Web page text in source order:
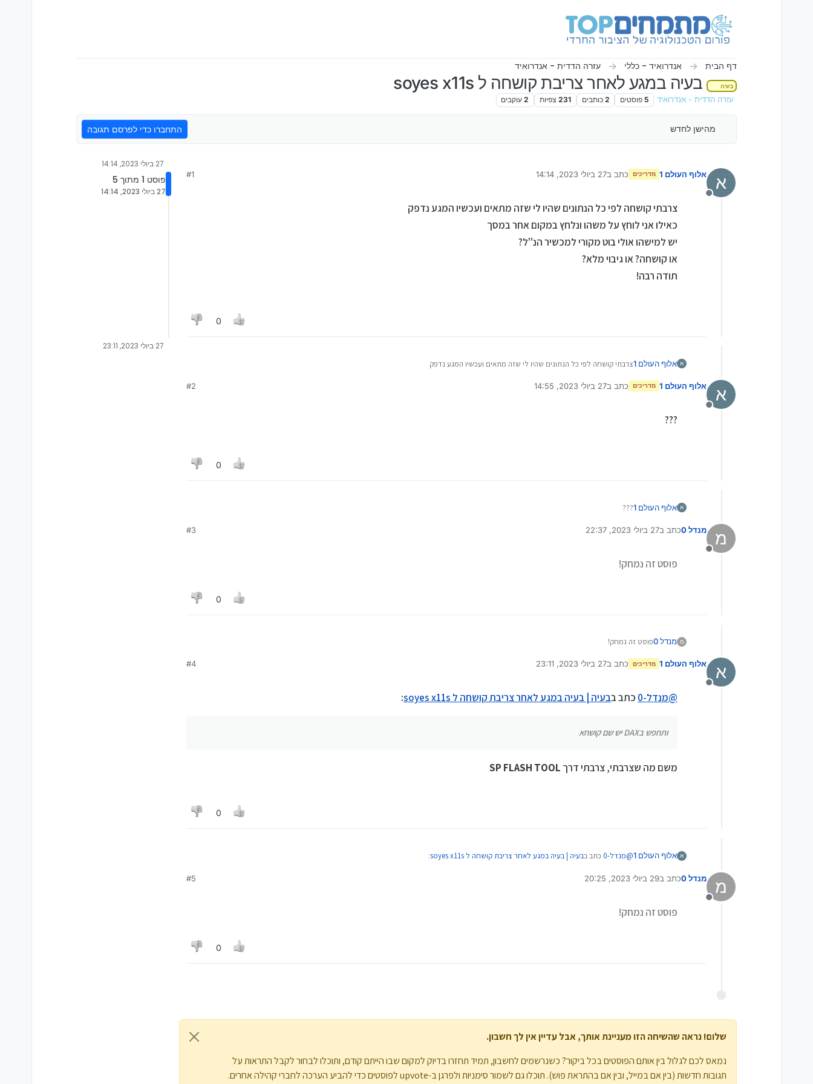
דף הבית אנדרואיד - כללי עזרה הדדית - אנדרואיד
בעיה בעיה במגע לאחר צריבת קושחה ל soyes x11s
עזרה הדדית - אנדרואיד 5 פוסטים 2 כותבים 231 צפיות 2 עוקבים
מהישן לחדש התחברו כדי לפרסם תגובה
א
מנותק
אלוף העולם 1 מדריכים כתב ב27 ביולי 2023, 14:14
נערך לאחרונה על ידי אלוף העולם 1
#1
צרבתי קושחה לפי כל הנתונים שהיו לי שזה מתאים ועכשיו המגע נדפק
כאילו אני לוחץ על משהו ונלחץ במקום אחר במסך
יש למישהו אולי בוט מקורי למכשיר הנ''ל?
או קושחה? או גיבוי מלא?
תודה רבה!
0
א אלוף העולם 1
צרבתי קושחה לפי כל הנתונים שהיו לי שזה מתאים ועכשיו המגע נדפק
יש למישהו אולי בוט מקורי למכשיר הנ''ל?
א
מנותק
אלוף העולם 1 מדריכים כתב ב27 ביולי 2023, 14:55
נערך לאחרונה על ידי
#2
???
0
א אלוף העולם 1 ???
מ
מנותק
מנדל 0 כתב ב27 ביולי 2023, 22:37
נערך לאחרונה על ידי
#3
פוסט זה נמחק!
0
מ מנדל 0 פוסט זה נמחק!
א
מנותק
אלוף העולם 1 מדריכים כתב ב27 ביולי 2023, 23:11
נערך לאחרונה על ידי
#4
@מנדל-0 כתב בבעיה | בעיה במגע לאחר צריבת קושחה ל soyes x11s :
ותחפש בDAX יש שם קושחא
משם מה שצרבתי, צרבתי דרך SP FLASH TOOL
0
א אלוף העולם 1 @מנדל-0 כתב בבעיה | בעיה במגע לאחר צריבת קושחה ל soyes x11s :
משם מה שצרבתי, צרבתי דרך
מ
מנותק
מנדל 0 כתב ב29 ביולי 2023, 20:25
נערך לאחרונה על ידי מנדל 0
#5
פוסט זה נמחק!
0
שלום! נראה שהשיחה הזו מעניינת אותך, אבל עדיין אין לך חשבון.
נמאס לכם לגלול בין אותם הפוסטים בכל ביקור? כשנרשמים לחשבון, תמיד תחזרו בדיוק למקום שבו הייתם קודם, ותוכלו לבחור לקבל התראות על
תגובות חדשות (בין אם במייל, ובין אם בהתראת פוש). תוכלו גם לשמור סימניות ולפרגן ב-upvote לפוסטים כדי להביע הערכה לחברי קהילה אחרים.
27 ביולי 2023, 14:14
פוסט 1 מתוך 5
27 ביולי 2023, 14:14
27 ביולי 2023, 23:11